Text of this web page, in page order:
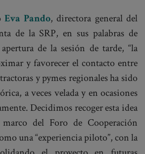
Eva Pando, directora general del
de la SRP, en sus palabras de
de la sesión de tarde, “la
y favorecer el contacto entre
y pymes regionales ha sido
a veces velada y en ocasiones
Decidimos recoger esta idea
del Foro de Cooperación
una “experiencia piloto”, con la